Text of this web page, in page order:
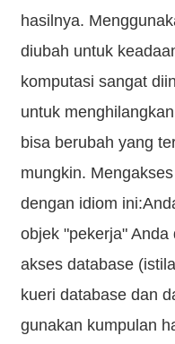
hasilnya.
diubah untuk
komputasi sangat
untuk
bisa berubah yang
mungkin.
dengan idiom
objek "pekerja"
akses database
kueri database dan
gunakan kumpulan